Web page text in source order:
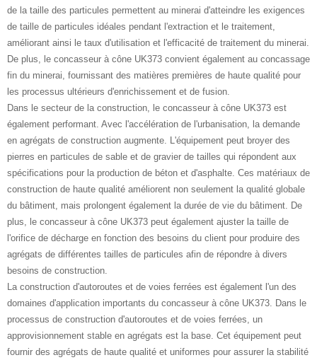
de la taille des particules permettent au minerai d'atteindre les exigences
de taille de particules idéales pendant l'extraction et le traitement,
améliorant ainsi le taux d'utilisation et l'efficacité de traitement du minerai.
De plus, le concasseur à cône UK373 convient également au concassage
fin du minerai, fournissant des matières premières de haute qualité pour
les processus ultérieurs d'enrichissement et de fusion.
Dans le secteur de la construction, le concasseur à cône UK373 est
également performant. Avec l'accélération de l'urbanisation, la demande
en agrégats de construction augmente. L'équipement peut broyer des
pierres en particules de sable et de gravier de tailles qui répondent aux
spécifications pour la production de béton et d'asphalte. Ces matériaux de
construction de haute qualité améliorent non seulement la qualité globale
du bâtiment, mais prolongent également la durée de vie du bâtiment. De
plus, le concasseur à cône UK373 peut également ajuster la taille de
l'orifice de décharge en fonction des besoins du client pour produire des
agrégats de différentes tailles de particules afin de répondre à divers
besoins de construction.
La construction d'autoroutes et de voies ferrées est également l'un des
domaines d'application importants du concasseur à cône UK373. Dans le
processus de construction d'autoroutes et de voies ferrées, un
approvisionnement stable en agrégats est la base. Cet équipement peut
fournir des agrégats de haute qualité et uniformes pour assurer la stabilité